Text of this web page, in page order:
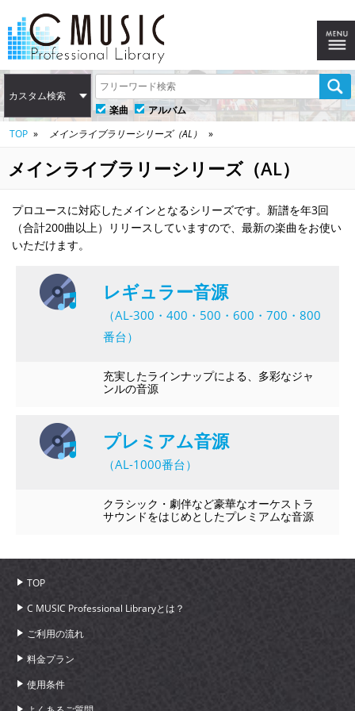
カスタム検索
楽曲
アルバム
TOP
メインライブラリーシリーズ（AL）
メインライブラリーシリーズ（AL）
プロユースに対応したメインとなるシリーズです。新譜を年3回
（合計200曲以上）リリースしていますので、最新の楽曲をお使い
いただけます。
レギュラー音源
（AL-300・400・500・600・700・800
番台）
充実したラインナップによる、多彩なジャ
ンルの音源
プレミアム音源
（AL-1000番台）
クラシック・劇伴など豪華なオーケストラ
サウンドをはじめとしたプレミアムな音源
TOP
C MUSIC Professional Libraryとは？
ご利用の流れ
料金プラン
使用条件